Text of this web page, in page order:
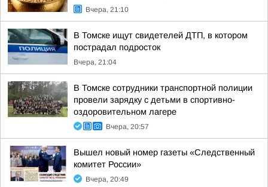
Вчера, 21:10
В Томске ищут свидетелей ДТП, в котором
пострадал подросток
Вчера, 21:04
В Томске сотрудники транспортной полиции
провели зарядку с детьми в спортивно-
оздоровительном лагере
Вчера, 20:57
Вышел новый номер газеты «Следственный
комитет России»
Вчера, 20:49